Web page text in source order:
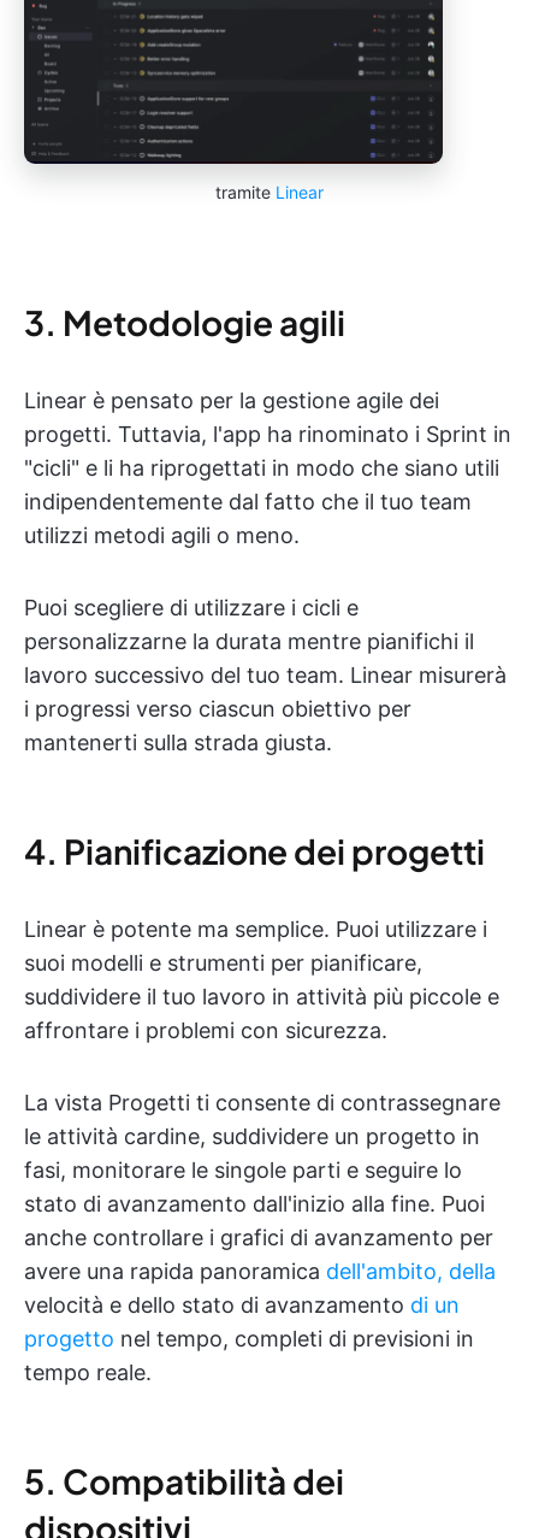
tramite Linear
3. Metodologie agili
Linear è pensato per la gestione agile dei
progetti. Tuttavia, l'app ha rinominato i Sprint in
"cicli" e li ha riprogettati in modo che siano utili
indipendentemente dal fatto che il tuo team
utilizzi metodi agili o meno.
Puoi scegliere di utilizzare i cicli e
personalizzarne la durata mentre pianifichi il
lavoro successivo del tuo team. Linear misurerà
i progressi verso ciascun obiettivo per
mantenerti sulla strada giusta.
4. Pianificazione dei progetti
Linear è potente ma semplice. Puoi utilizzare i
suoi modelli e strumenti per pianificare,
suddividere il tuo lavoro in attività più piccole e
affrontare i problemi con sicurezza.
La vista Progetti ti consente di contrassegnare
le attività cardine, suddividere un progetto in
fasi, monitorare le singole parti e seguire lo
stato di avanzamento dall'inizio alla fine. Puoi
anche controllare i grafici di avanzamento per
avere una rapida panoramica dell'ambito, della
velocità e dello stato di avanzamento di un
progetto nel tempo, completi di previsioni in
tempo reale.
5. Compatibilità dei
dispositivi